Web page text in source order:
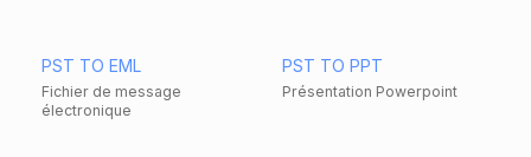
PST TO EML
Fichier de message
électronique
PST TO PPT
Présentation Powerpoint